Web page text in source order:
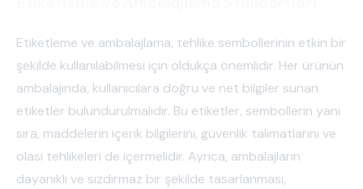
Etiketleme ve ambalajlama, tehlike sembollerinin etkin bir
şekilde kullanılabilmesi için oldukça önemlidir. Her ürünün
ambalajında, kullanıcılara doğru ve net bilgiler sunan
etiketler bulundurulmalıdır. Bu etiketler, sembollerin yanı
sıra, maddelerin içerik bilgilerini, güvenlik talimatlarını ve
olası tehlikeleri de içermelidir. Ayrıca, ambalajların
dayanıklı ve sızdırmaz bir şekilde tasarlanması,